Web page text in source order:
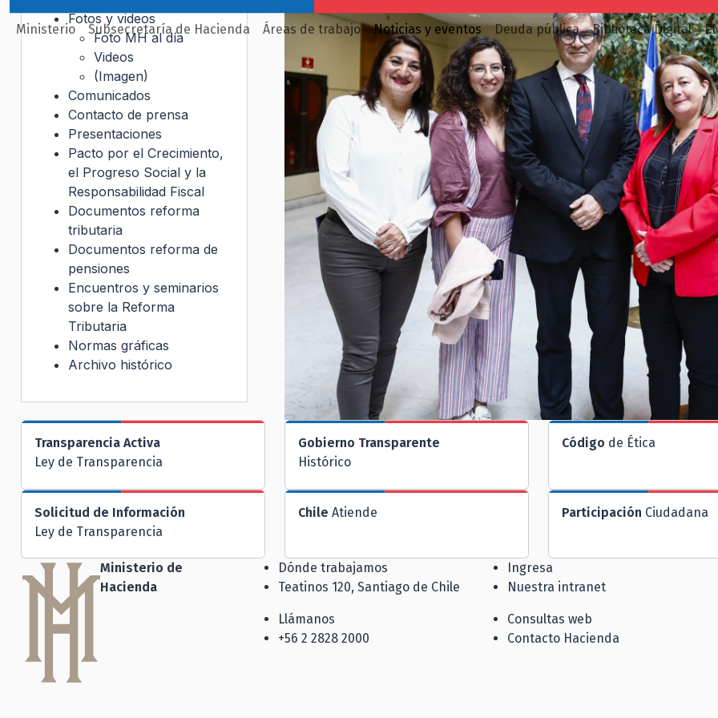
Ministerio Subsecretaría de Hacienda Áreas de trabajo Noticias y eventos Deuda pública Biblioteca Digital
Fotos y videos
Foto MH al día
Videos
(Imagen)
Comunicados
Contacto de prensa
Presentaciones
Pacto por el Crecimiento,
el Progreso Social y la
Responsabilidad Fiscal
Documentos reforma
tributaria
Documentos reforma de
pensiones
Encuentros y seminarios
sobre la Reforma
Tributaria
Normas gráficas
Archivo histórico
Transparencia Activa
Ley de Transparencia
Gobierno Transparente
Histórico
Código de Ética
Solicitud de Información
Ley de Transparencia
Chile Atiende Participación Ciudadana
Ministerio de
Hacienda
Dónde trabajamos
Teatinos 120, Santiago de Chile
Llámanos
+56 2 2828 2000
Ingresa
Nuestra intranet
Consultas web
Contacto Hacienda